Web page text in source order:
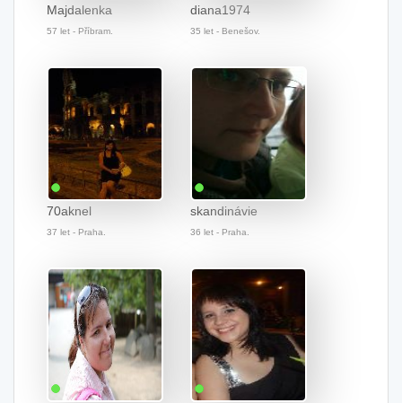
Majdalenka
57 let - Příbram.
diana1974
35 let - Benešov.
70aknel
37 let - Praha.
skandinávie
36 let - Praha.